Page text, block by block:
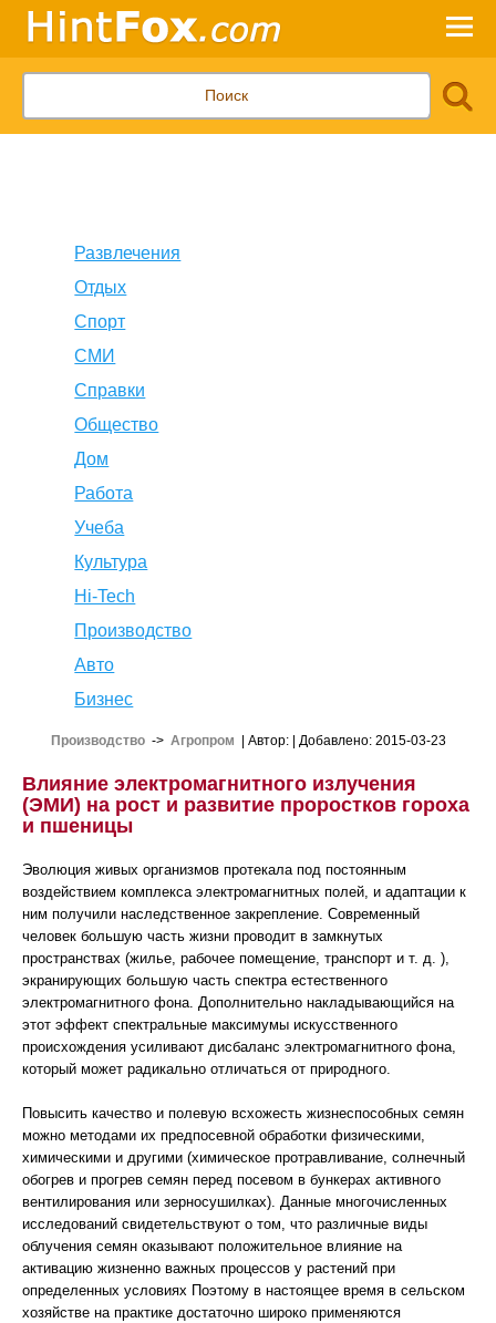
Развлечения
Отдых
Спорт
СМИ
Справки
Общество
Дом
Работа
Учеба
Культура
Hi-Tech
Производство
Авто
Бизнес
Производство-> Агропром | Автор: | Добавлено: 2015-03-23
Влияние электромагнитного излучения
(ЭМИ) на рост и развитие проростков гороха
и пшеницы
Эволюция живых организмов протекала под постоянным
воздействием комплекса электромагнитных полей, и адаптации к
ним получили наследственное закрепление. Современный
человек большую часть жизни проводит в замкнутых
пространствах (жилье, рабочее помещение, транспорт и т. д. ),
экранирующих большую часть спектра естественного
электромагнитного фона. Дополнительно накладывающийся на
этот эффект спектральные максимумы искусственного
происхождения усиливают дисбаланс электромагнитного фона,
который может радикально отличаться от природного.
Повысить качество и полевую всхожесть жизнеспособных семян
можно методами их предпосевной обработки физическими,
химическими и другими (химическое протравливание, солнечный
обогрев и прогрев семян перед посевом в бункерах активного
вентилирования или зерносушилках). Данные многочисленных
исследований свидетельствуют о том, что различные виды
облучения семян оказывают положительное влияние на
активацию жизненно важных процессов у растений при
определенных условиях Поэтому в настоящее время в сельском
хозяйстве на практике достаточно широко применяются